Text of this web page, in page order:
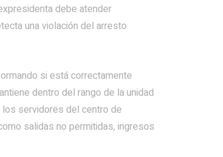
debe atender
una violación del arresto
si está correctamente
dentro del rango de la unidad
los servidores del centro de
salidas no permitidas, ingresos